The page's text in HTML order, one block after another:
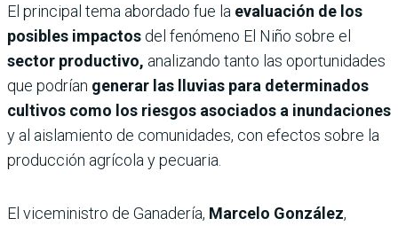
El principal tema abordado fue la evaluación de los
posibles impactos del fenómeno El Niño sobre el
sector productivo, analizando tanto las oportunidades
que podrían generar las lluvias para determinados
cultivos como los riesgos asociados a inundaciones
y al aislamiento de comunidades, con efectos sobre la
producción agrícola y pecuaria.
El viceministro de Ganadería, Marcelo González,